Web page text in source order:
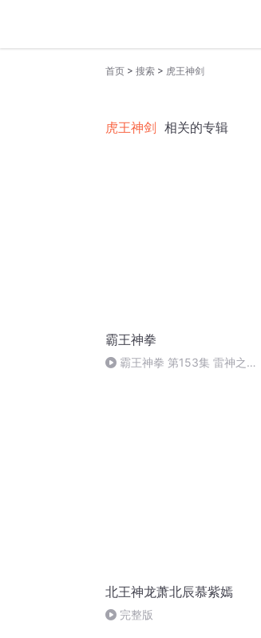
首页 > 搜索 > 虎王神剑
虎王神剑 相关的专辑
霸王神拳
霸王神拳 第153集 雷神之怒
北王神龙萧北辰慕紫嫣
完整版